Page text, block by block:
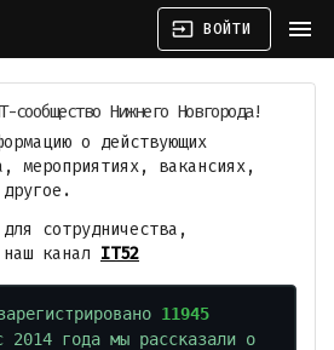
input ВОЙТИ menu
сообщество Нижнего Новгорода!
о действующих
мероприятиях, вакансиях,
сотрудничества,
канал IT52
11945
2014 года мы рассказали о